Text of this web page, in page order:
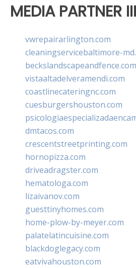
MEDIA PARTNER III
vwrepairarlington.com
cleaningservicebaltimore-
beckslandscapeandfence.com
vistaaltadelveramendi.com
coastlinecateringnc.com
cuesburgershouston.com
dmtacos.com
crescentstreetprinting.com
hornopizza.com
driveadragster.com
hematologa.com
lizaivanov.com
guesttinyhomes.com
home-plow-by-meyer.com
palatelatincuisine.com
blackdoglegacy.com
eatvivahouston.com